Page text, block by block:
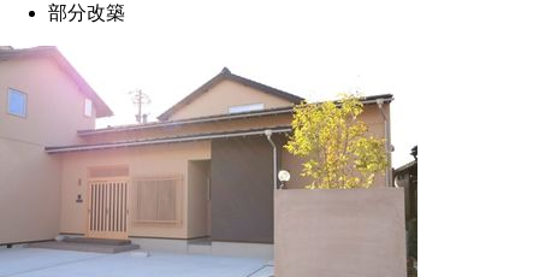
部分改築